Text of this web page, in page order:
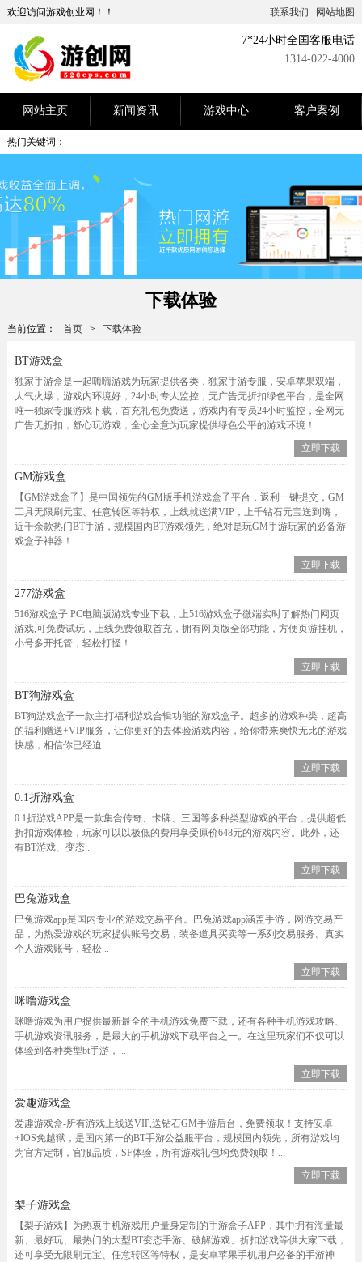
欢迎访问游戏创业网！！ 联系我们 网站地图
7*24小时全国客服电话
1314-022-4000
网站主页 新闻资讯 游戏中心 客户案例
热门关键词：
下载体验
当前位置： 首页 > 下载体验
BT游戏盒
独家手游盒是一起嗨嗨游戏为玩家提供各类，独家手游专服，安卓苹果双端，
人气火爆，游戏内环境好，24小时专人监控，无广告无折扣绿色平台，是全网
唯一独家专服游戏下载，首充礼包免费送，游戏内有专员24小时监控，全网无
广告无折扣，舒心玩游戏，全心全意为玩家提供绿色公平的游戏环境！...
立即下载
GM游戏盒
【GM游戏盒子】是中国领先的GM版手机游戏盒子平台，返利一键提交，GM
工具无限刷元宝、任意转区等特权，上线就送满VIP，上千钻石元宝送到嗨，
近千余款热门BT手游，规模国内BT游戏领先，绝对是玩GM手游玩家的必备游
戏盒子神器！...
立即下载
277游戏盒
516游戏盒子 PC电脑版游戏专业下载，上516游戏盒子微端实时了解热门网页
游戏,可免费试玩，上线免费领取首充，拥有网页版全部功能，方便页游挂机，
小号多开托管，轻松打怪！...
立即下载
BT狗游戏盒
BT狗游戏盒子一款主打福利游戏合辑功能的游戏盒子。超多的游戏种类，超高
的福利赠送+VIP服务，让你更好的去体验游戏内容，给你带来爽快无比的游戏
快感，相信你已经迫...
立即下载
0.1折游戏盒
0.1折游戏APP是一款集合传奇、卡牌、三国等多种类型游戏的平台，提供超低
折扣游戏体验，玩家可以以极低的费用享受原价648元的游戏内容。此外，还
有BT游戏、变态...
立即下载
巴兔游戏盒
巴兔游戏app是国内专业的游戏交易平台。巴兔游戏app涵盖手游，网游交易产
品，为热爱游戏的玩家提供账号交易，装备道具买卖等一系列交易服务。真实
个人游戏账号，轻松...
立即下载
咪噜游戏盒
咪噜游戏为用户提供最新最全的手机游戏免费下载，还有各种手机游戏攻略、
手机游戏资讯服务，是最大的手机游戏下载平台之一。在这里玩家们不仅可以
体验到各种类型bt手游，...
立即下载
爱趣游戏盒
爱趣游戏盒-所有游戏上线送VIP,送钻石GM手游后台，免费领取！支持安卓
+IOS免越狱，是国内第一的BT手游公益服平台，规模国内领先，所有游戏均
为官方定制，官服品质，SF体验，所有游戏礼包均免费领取！...
立即下载
梨子游戏盒
【梨子游戏】为热衷手机游戏用户量身定制的手游盒子APP，其中拥有海量最
新、最好玩、最热门的大型BT变态手游、破解游戏、折扣游戏等供大家下载，
还可享受无限刷元宝、任意转区等特权，是安卓苹果手机用户必备的手游神